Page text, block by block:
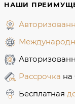
НАШИ
Рассрочка
Бесплатная